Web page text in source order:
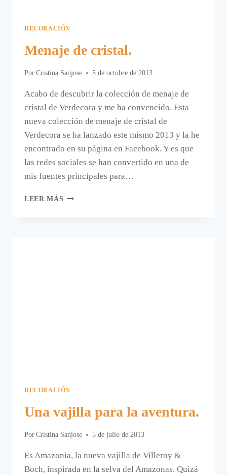
DECORACIÓN
Menaje de cristal.
Por Cristina Sanjose 5 de octubre de 2013
Acabo de descubrir la colección de menaje de
cristal de Verdecora y me ha convencido. Esta
nueva colección de menaje de cristal de
Verdecora se ha lanzado este mismo 2013 y la he
encontrado en su página en Facebook. Y es que
las redes sociales se han convertido en una de
mis fuentes principales para…
LEER MÁS MENAJE
DECORACIÓN
Una vajilla para la aventura.
Por Cristina Sanjose 5 de julio de 2013
Es Amazonia, la nueva vajilla de Villeroy &
Boch, inspirada en la selva del Amazonas. Quizá